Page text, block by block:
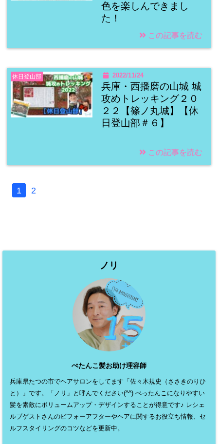
色を楽しんできまし
た！
この記事を読む
休日登山部 2022/11/24
兵庫・西播磨の山城 城
攻めトレッキング２０
２２【篠ノ丸城】【休
日登山部＃６】
この記事を読む
1 2
ノリ
ぺたんこ髪お助け理容師
兵庫県たつの市でヘアサロンをしてます「佐々木規史（ささきのりひ
と）」です。「ノリ」と呼んでください(^^) ぺったんこになりやすい
髪を素敵にボリュームアップ・デザインすることが得意です♪ レシェ
ルブゲストさんのビフォーアフターやヘアに関するお役立ち情報、セ
ルフスタイリングのコツなどを更新中。